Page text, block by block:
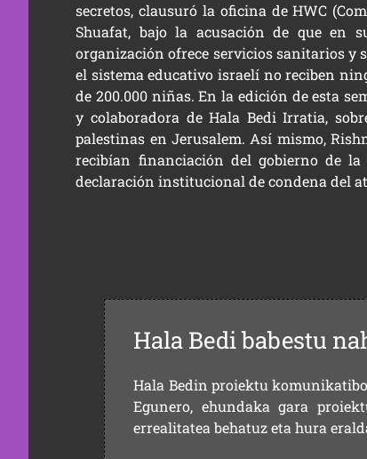
secretos, clausuró la oficina de HWC
Shuafat, bajo la acusación de que en
organización ofrece servicios sanitarios y
el sistema educativo israelí no reciben
de 200.000 niñas. En la edición de esta
y colaboradora de Hala Bedi Irratia,
palestinas en Jerusalem. Así mismo,
recibían financiación del gobierno de
declaración institucional de condena del
Hala Bedi babestu
Hala Bedin proiektu
Egunero, ehundaka gara
errealitatea behatuz eta hura